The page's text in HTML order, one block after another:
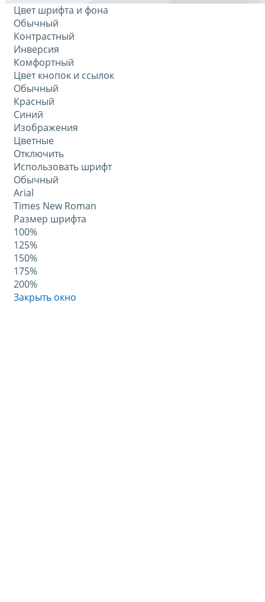
Цвет шрифта и фона
Обычный
Контрастный
Инверсия
Комфортный
Цвет кнопок и ссылок
Обычный
Красный
Синий
Изображения
Цветные
Отключить
Использовать шрифт
Обычный
Arial
Times New Roman
Размер шрифта
100%
125%
150%
175%
200%
Закрыть окно